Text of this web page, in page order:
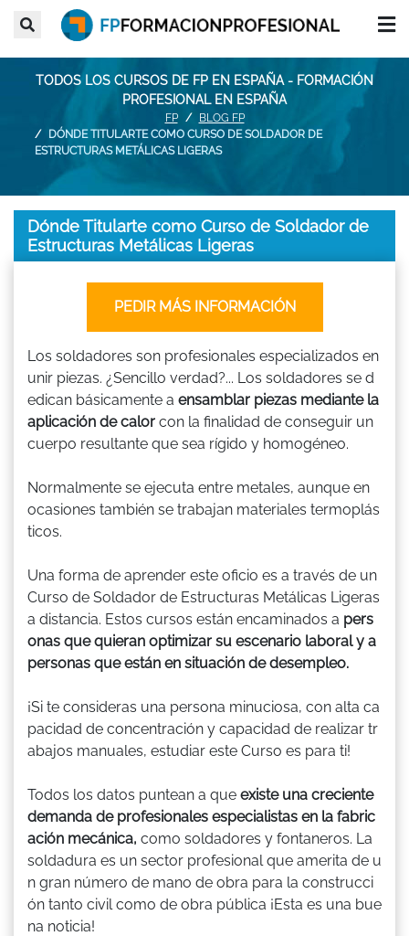
TODOS LOS CURSOS DE FP EN ESPAÑA - FORMACIÓN
PROFESIONAL EN ESPAÑA
FP
BLOG FP
DÓNDE TITULARTE COMO CURSO DE SOLDADOR DE
ESTRUCTURAS METÁLICAS LIGERAS
Dónde Titularte como Curso de Soldador de
Estructuras Metálicas Ligeras
PEDIR MÁS INFORMACIÓN
Los soldadores son profesionales especializados en
unir piezas. ¿Sencillo verdad?... Los soldadores se d
edican básicamente a ensamblar piezas mediante la
aplicación de calor con la finalidad de conseguir un
cuerpo resultante que sea rígido y homogéneo.
Normalmente se ejecuta entre metales, aunque en
ocasiones también se trabajan materiales termoplás
ticos.
Una forma de aprender este oficio es a través de un
Curso de Soldador de Estructuras Metálicas Ligeras
a distancia. Estos cursos están encaminados a pers
onas que quieran optimizar su escenario laboral y a
personas que están en situación de desempleo.
¡Si te consideras una persona minuciosa, con alta ca
pacidad de concentración y capacidad de realizar tr
abajos manuales, estudiar este Curso es para ti!
Todos los datos puntean a que existe una creciente
demanda de profesionales especialistas en la fabric
ación mecánica, como soldadores y fontaneros. La
soldadura es un sector profesional que amerita de u
n gran número de mano de obra para la construcci
ón tanto civil como de obra pública ¡Esta es una bue
na noticia!